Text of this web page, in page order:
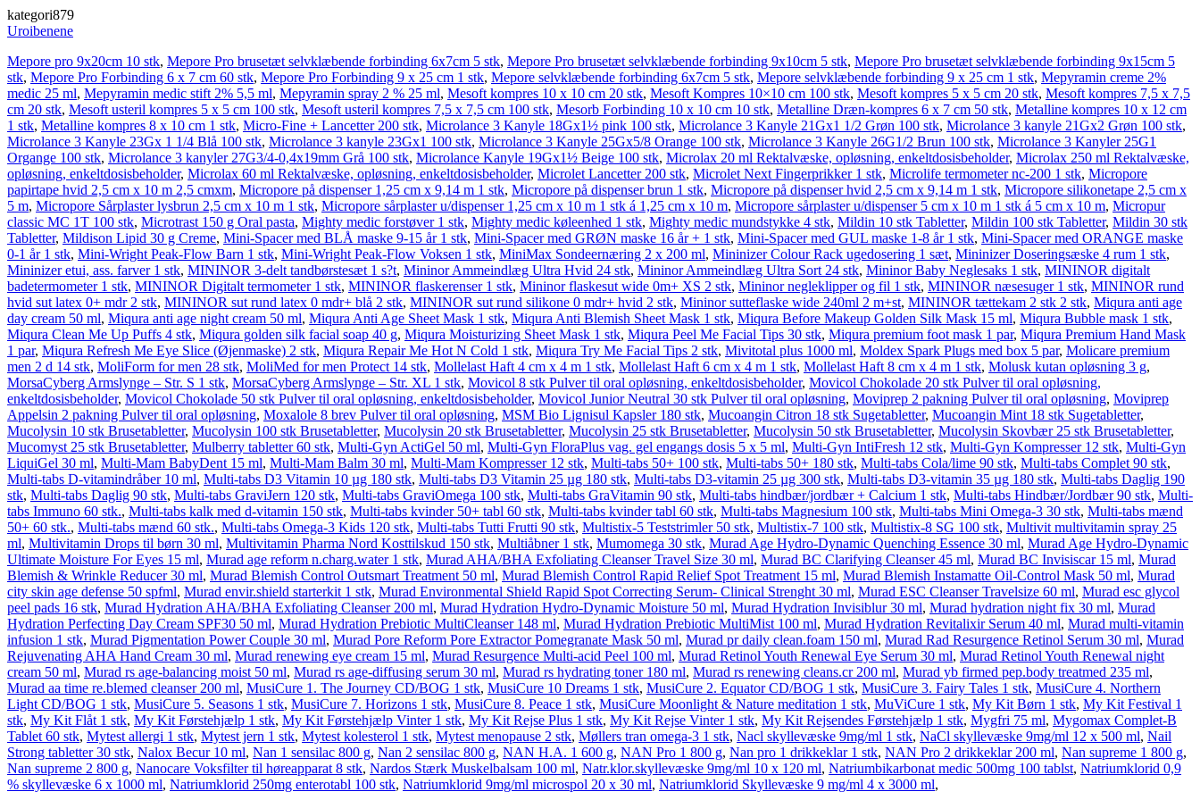
kategori879
Uroibenene
Mepore pro 9x20cm 10 stk, Mepore Pro brusetæt selvklæbende forbinding 6x7cm 5 stk, Mepore Pro brusetæt selvklæbende forbinding 9x10cm 5 stk, Mepore Pro brusetæt selvklæbende forbinding 9x15cm 5
stk, Mepore Pro Forbinding 6 x 7 cm 60 stk, Mepore Pro Forbinding 9 x 25 cm 1 stk, Mepore selvklæbende forbinding 6x7cm 5 stk, Mepore selvklæbende forbinding 9 x 25 cm 1 stk, Mepyramin creme 2%
medic 25 ml, Mepyramin medic stift 2% 5,5 ml, Mepyramin spray 2 % 25 ml, Mesoft kompres 10 x 10 cm 20 stk, Mesoft Kompres 10×10 cm 100 stk, Mesoft kompres 5 x 5 cm 20 stk, Mesoft kompres 7,5 x 7,5
cm 20 stk, Mesoft usteril kompres 5 x 5 cm 100 stk, Mesoft usteril kompres 7,5 x 7,5 cm 100 stk, Mesorb Forbinding 10 x 10 cm 10 stk, Metalline Dræn-kompres 6 x 7 cm 50 stk, Metalline kompres 10 x 12 cm
1 stk, Metalline kompres 8 x 10 cm 1 stk, Micro-Fine + Lancetter 200 stk, Microlance 3 Kanyle 18Gx1½ pink 100 stk, Microlance 3 Kanyle 21Gx1 1/2 Grøn 100 stk, Microlance 3 kanyle 21Gx2 Grøn 100 stk,
Microlance 3 Kanyle 23Gx 1 1/4 Blå 100 stk, Microlance 3 kanyle 23Gx1 100 stk, Microlance 3 Kanyle 25Gx5/8 Orange 100 stk, Microlance 3 Kanyle 26G1/2 Brun 100 stk, Microlance 3 Kanyler 25G1
Organge 100 stk, Microlance 3 kanyler 27G3/4-0,4x19mm Grå 100 stk, Microlance Kanyle 19Gx1½ Beige 100 stk, Microlax 20 ml Rektalvæske, opløsning, enkeltdosisbeholder, Microlax 250 ml Rektalvæske,
opløsning, enkeltdosisbeholder, Microlax 60 ml Rektalvæske, opløsning, enkeltdosisbeholder, Microlet Lancetter 200 stk, Microlet Next Fingerprikker 1 stk, Microlife termometer nc-200 1 stk, Micropore
papirtape hvid 2,5 cm x 10 m 2,5 cmxm, Micropore på dispenser 1,25 cm x 9,14 m 1 stk, Micropore på dispenser brun 1 stk, Micropore på dispenser hvid 2,5 cm x 9,14 m 1 stk, Micropore silikonetape 2,5 cm x
5 m, Micropore Sårplaster lysbrun 2,5 cm x 10 m 1 stk, Micropore sårplaster u/dispenser 1,25 cm x 10 m 1 stk á 1,25 cm x 10 m, Micropore sårplaster u/dispenser 5 cm x 10 m 1 stk á 5 cm x 10 m, Micropur
classic MC 1T 100 stk, Microtrast 150 g Oral pasta, Mighty medic forstøver 1 stk, Mighty medic køleenhed 1 stk, Mighty medic mundstykke 4 stk, Mildin 10 stk Tabletter, Mildin 100 stk Tabletter, Mildin 30 stk
Tabletter, Mildison Lipid 30 g Creme, Mini-Spacer med BLÅ maske 9-15 år 1 stk, Mini-Spacer med GRØN maske 16 år + 1 stk, Mini-Spacer med GUL maske 1-8 år 1 stk, Mini-Spacer med ORANGE maske
0-1 år 1 stk, Mini-Wright Peak-Flow Barn 1 stk, Mini-Wright Peak-Flow Voksen 1 stk, MiniMax Sondeernæring 2 x 200 ml, Mininizer Colour Rack ugedosering 1 sæt, Mininizer Doseringsæske 4 rum 1 stk,
Mininizer etui, ass. farver 1 stk, MININOR 3-delt tandbørstesæt 1 s?t, Mininor Ammeindlæg Ultra Hvid 24 stk, Mininor Ammeindlæg Ultra Sort 24 stk, Mininor Baby Neglesaks 1 stk, MININOR digitalt
badetermometer 1 stk, MININOR Digitalt termometer 1 stk, MININOR flaskerenser 1 stk, Mininor flaskesut wide 0m+ XS 2 stk, Mininor negleklipper og fil 1 stk, MININOR næsesuger 1 stk, MININOR rund
hvid sut latex 0+ mdr 2 stk, MININOR sut rund latex 0 mdr+ blå 2 stk, MININOR sut rund silikone 0 mdr+ hvid 2 stk, Mininor sutteflaske wide 240ml 2 m+st, MININOR tættekam 2 stk 2 stk, Miqura anti age
day cream 50 ml, Miqura anti age night cream 50 ml, Miqura Anti Age Sheet Mask 1 stk, Miqura Anti Blemish Sheet Mask 1 stk, Miqura Before Makeup Golden Silk Mask 15 ml, Miqura Bubble mask 1 stk,
Miqura Clean Me Up Puffs 4 stk, Miqura golden silk facial soap 40 g, Miqura Moisturizing Sheet Mask 1 stk, Miqura Peel Me Facial Tips 30 stk, Miqura premium foot mask 1 par, Miqura Premium Hand Mask
1 par, Miqura Refresh Me Eye Slice (Øjenmaske) 2 stk, Miqura Repair Me Hot N Cold 1 stk, Miqura Try Me Facial Tips 2 stk, Mivitotal plus 1000 ml, Moldex Spark Plugs med box 5 par, Molicare premium
men 2 d 14 stk, MoliForm for men 28 stk, MoliMed for men Protect 14 stk, Mollelast Haft 4 cm x 4 m 1 stk, Mollelast Haft 6 cm x 4 m 1 stk, Mollelast Haft 8 cm x 4 m 1 stk, Molusk kutan opløsning 3 g,
MorsaCyberg Armslynge – Str. S 1 stk, MorsaCyberg Armslynge – Str. XL 1 stk, Movicol 8 stk Pulver til oral opløsning, enkeltdosisbeholder, Movicol Chokolade 20 stk Pulver til oral opløsning,
enkeltdosisbeholder, Movicol Chokolade 50 stk Pulver til oral opløsning, enkeltdosisbeholder, Movicol Junior Neutral 30 stk Pulver til oral opløsning, Moviprep 2 pakning Pulver til oral opløsning, Moviprep
Appelsin 2 pakning Pulver til oral opløsning, Moxalole 8 brev Pulver til oral opløsning, MSM Bio Lignisul Kapsler 180 stk, Mucoangin Citron 18 stk Sugetabletter, Mucoangin Mint 18 stk Sugetabletter,
Mucolysin 10 stk Brusetabletter, Mucolysin 100 stk Brusetabletter, Mucolysin 20 stk Brusetabletter, Mucolysin 25 stk Brusetabletter, Mucolysin 50 stk Brusetabletter, Mucolysin Skovbær 25 stk Brusetabletter,
Mucomyst 25 stk Brusetabletter, Mulberry tabletter 60 stk, Multi-Gyn ActiGel 50 ml, Multi-Gyn FloraPlus vag. gel engangs dosis 5 x 5 ml, Multi-Gyn IntiFresh 12 stk, Multi-Gyn Kompresser 12 stk, Multi-Gyn
LiquiGel 30 ml, Multi-Mam BabyDent 15 ml, Multi-Mam Balm 30 ml, Multi-Mam Kompresser 12 stk, Multi-tabs 50+ 100 stk, Multi-tabs 50+ 180 stk, Multi-tabs Cola/lime 90 stk, Multi-tabs Complet 90 stk,
Multi-tabs D-vitamindråber 10 ml, Multi-tabs D3 Vitamin 10 µg 180 stk, Multi-tabs D3 Vitamin 25 µg 180 stk, Multi-tabs D3-vitamin 25 µg 300 stk, Multi-tabs D3-vitamin 35 µg 180 stk, Multi-tabs Daglig 190
stk, Multi-tabs Daglig 90 stk, Multi-tabs GraviJern 120 stk, Multi-tabs GraviOmega 100 stk, Multi-tabs GraVitamin 90 stk, Multi-tabs hindbær/jordbær + Calcium 1 stk, Multi-tabs Hindbær/Jordbær 90 stk, Multi-
tabs Immuno 60 stk., Multi-tabs kalk med d-vitamin 150 stk, Multi-tabs kvinder 50+ tabl 60 stk, Multi-tabs kvinder tabl 60 stk, Multi-tabs Magnesium 100 stk, Multi-tabs Mini Omega-3 30 stk, Multi-tabs mænd
50+ 60 stk., Multi-tabs mænd 60 stk., Multi-tabs Omega-3 Kids 120 stk, Multi-tabs Tutti Frutti 90 stk, Multistix-5 Teststrimler 50 stk, Multistix-7 100 stk, Multistix-8 SG 100 stk, Multivit multivitamin spray 25
ml, Multivitamin Drops til børn 30 ml, Multivitamin Pharma Nord Kosttilskud 150 stk, Multiåbner 1 stk, Mumomega 30 stk, Murad Age Hydro-Dynamic Quenching Essence 30 ml, Murad Age Hydro-Dynamic
Ultimate Moisture For Eyes 15 ml, Murad age reform n.charg.water 1 stk, Murad AHA/BHA Exfoliating Cleanser Travel Size 30 ml, Murad BC Clarifying Cleanser 45 ml, Murad BC Invisiscar 15 ml, Murad
Blemish & Wrinkle Reducer 30 ml, Murad Blemish Control Outsmart Treatment 50 ml, Murad Blemish Control Rapid Relief Spot Treatment 15 ml, Murad Blemish Instamatte Oil-Control Mask 50 ml, Murad
city skin age defense 50 spfml, Murad envir.shield starterkit 1 stk, Murad Environmental Shield Rapid Spot Correcting Serum- Clinical Strenght 30 ml, Murad ESC Cleanser Travelsize 60 ml, Murad esc glycol
peel pads 16 stk, Murad Hydration AHA/BHA Exfoliating Cleanser 200 ml, Murad Hydration Hydro-Dynamic Moisture 50 ml, Murad Hydration Invisiblur 30 ml, Murad hydration night fix 30 ml, Murad
Hydration Perfecting Day Cream SPF30 50 ml, Murad Hydration Prebiotic MultiCleanser 148 ml, Murad Hydration Prebiotic MultiMist 100 ml, Murad Hydration Revitalixir Serum 40 ml, Murad multi-vitamin
infusion 1 stk, Murad Pigmentation Power Couple 30 ml, Murad Pore Reform Pore Extractor Pomegranate Mask 50 ml, Murad pr daily clean.foam 150 ml, Murad Rad Resurgence Retinol Serum 30 ml, Murad
Rejuvenating AHA Hand Cream 30 ml, Murad renewing eye cream 15 ml, Murad Resurgence Multi-acid Peel 100 ml, Murad Retinol Youth Renewal Eye Serum 30 ml, Murad Retinol Youth Renewal night
cream 50 ml, Murad rs age-balancing moist 50 ml, Murad rs age-diffusing serum 30 ml, Murad rs hydrating toner 180 ml, Murad rs renewing cleans.cr 200 ml, Murad yb firmed pep.body treatmed 235 ml,
Murad aa time re.blemed cleanser 200 ml, MusiCure 1. The Journey CD/BOG 1 stk, MusiCure 10 Dreams 1 stk, MusiCure 2. Equator CD/BOG 1 stk, MusiCure 3. Fairy Tales 1 stk, MusiCure 4. Northern
Light CD/BOG 1 stk, MusiCure 5. Seasons 1 stk, MusiCure 7. Horizons 1 stk, MusiCure 8. Peace 1 stk, MusiCure Moonlight & Nature meditation 1 stk, MuViCure 1 stk, My Kit Børn 1 stk, My Kit Festival 1
stk, My Kit Flåt 1 stk, My Kit Førstehjælp 1 stk, My Kit Førstehjælp Vinter 1 stk, My Kit Rejse Plus 1 stk, My Kit Rejse Vinter 1 stk, My Kit Rejsendes Førstehjælp 1 stk, Mygfri 75 ml, Mygomax Complet-B
Tablet 60 stk, Mytest allergi 1 stk, Mytest jern 1 stk, Mytest kolesterol 1 stk, Mytest menopause 2 stk, Møllers tran omega-3 1 stk, Nacl skyllevæske 9mg/ml 1 stk, NaCl skyllevæske 9mg/ml 12 x 500 ml, Nail
Strong tabletter 30 stk, Nalox Becur 10 ml, Nan 1 sensilac 800 g, Nan 2 sensilac 800 g, NAN H.A. 1 600 g, NAN Pro 1 800 g, Nan pro 1 drikkeklar 1 stk, NAN Pro 2 drikkeklar 200 ml, Nan supreme 1 800 g,
Nan supreme 2 800 g, Nanocare Voksfilter til høreapparat 8 stk, Nardos Stærk Muskelbalsam 100 ml, Natr.klor.skyllevæske 9mg/ml 10 x 120 ml, Natriumbikarbonat medic 500mg 100 tablst, Natriumklorid 0,9
% skyllevæske 6 x 1000 ml, Natriumklorid 250mg enterotabl 100 stk, Natriumklorid 9mg/ml microspol 20 x 30 ml, Natriumklorid Skyllevæske 9 mg/ml 4 x 3000 ml,